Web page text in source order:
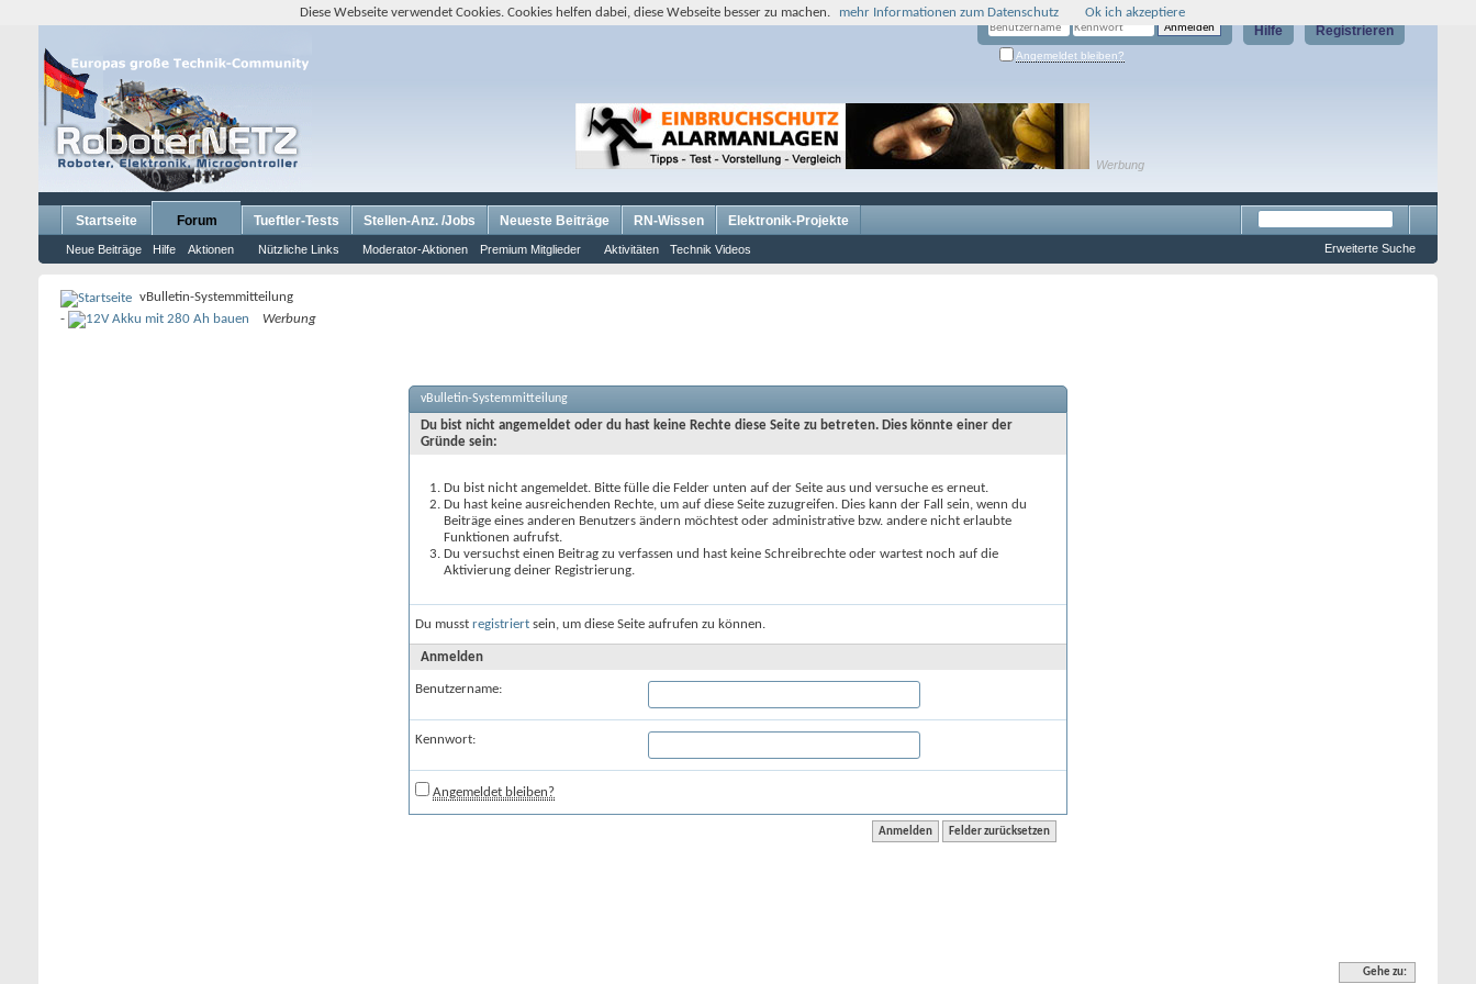
Registrieren
Hilfe
Angemeldet bleiben?
Werbung
Startseite Forum
Neue Beiträge Hilfe Aktionen Nützliche Links Moderator-Aktionen Premium Mitglieder Aktivitäten Technik Videos
Tueftler-Tests Stellen-Anz. /Jobs Neueste Beiträge RN-Wissen Elektronik-Projekte
Erweiterte Suche
vBulletin-Systemmitteilung
-
Werbung
vBulletin-Systemmitteilung
Du bist nicht angemeldet oder du hast keine Rechte diese Seite zu betreten. Dies könnte einer der
Gründe sein:
Du bist nicht angemeldet. Bitte fülle die Felder unten auf der Seite aus und versuche es erneut.
Du hast keine ausreichenden Rechte, um auf diese Seite zuzugreifen. Dies kann der Fall sein, wenn du
Beiträge eines anderen Benutzers ändern möchtest oder administrative bzw. andere nicht erlaubte
Funktionen aufrufst.
Du versuchst einen Beitrag zu verfassen und hast keine Schreibrechte oder wartest noch auf die
Aktivierung deiner Registrierung.
Du musst registriert sein, um diese Seite aufrufen zu können.
Anmelden
Benutzername:
Kennwort:
Angemeldet bleiben?
Gehe zu:
Diese Webseite verwendet Cookies. Cookies helfen dabei, diese Webseite besser zu machen. mehr Informationen zum Datenschutz Ok ich akzeptiere